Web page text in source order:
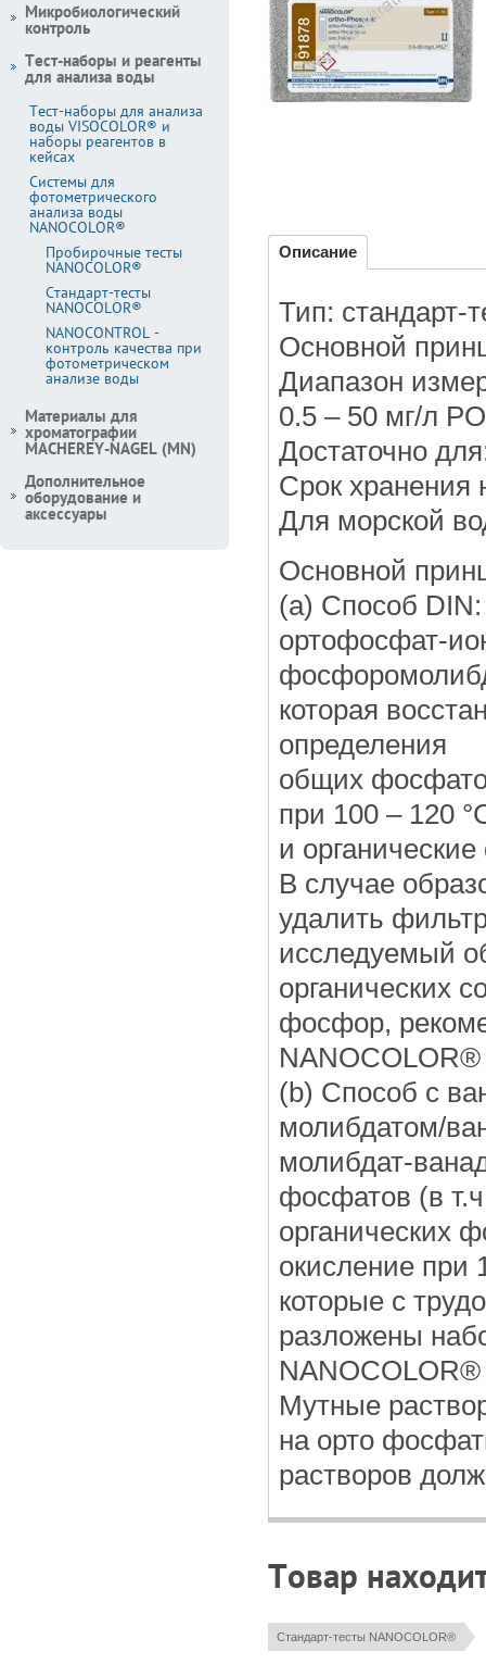
Описание
Тип: стандарт-
Основной
Диапазон
0.5 – 50 мг/л PO
Достаточно
Срок хранения
Для морской
Основной
(a) Способ
ортофосфат-
которая
определения
общих
при 100 – 120
и
В случае
удалить
исследуемый
органических
фосфор,
(b) Способ с
молибдатом/
молибдат-
фосфатов (в
органических
окисление при
которые с
разложены
Мутные
на орто
растворов
Товар
Стандарт-тесты NANOCOLOR®
Микробиологический
контроль
Тест-наборы и реагенты
для анализа воды
Тест-наборы для анализа
воды VISOCOLOR® и
наборы реагентов в
кейсах
Системы для
фотометрического
анализа воды
NANOCOLOR®
Пробирочные тесты
NANOCOLOR®
Стандарт-тесты
NANOCOLOR®
NANOCONTROL -
контроль качества при
фотометрическом
анализе воды
Материалы для
хроматографии
MACHEREY-NAGEL (MN)
Дополнительное
оборудование и
аксессуары